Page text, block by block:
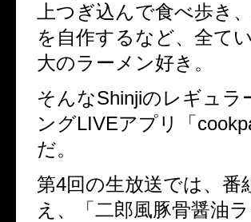
上つぎ込んで食べ歩き
を自作するなど、全て
大のラーメン好き。
そんなShinjiのレギュラ
ングLIVEアプリ「
だ。
第4回の生放送では、番
え、「二郎風豚骨醤油